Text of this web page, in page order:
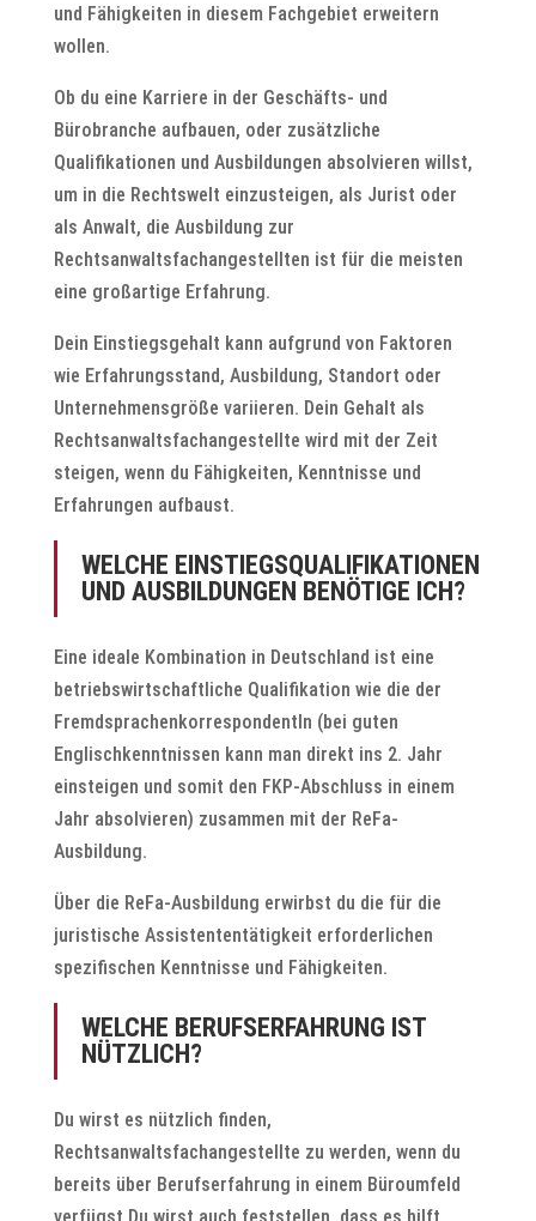
und Fähigkeiten in diesem Fachgebiet erweitern
wollen.
Ob du eine Karriere in der Geschäfts- und
Bürobranche aufbauen, oder zusätzliche
Qualifikationen und Ausbildungen absolvieren willst,
um in die Rechtswelt einzusteigen, als Jurist oder
als Anwalt, die Ausbildung zur
Rechtsanwaltsfachangestellten ist für die meisten
eine großartige Erfahrung.
Dein Einstiegsgehalt kann aufgrund von Faktoren
wie Erfahrungsstand, Ausbildung, Standort oder
Unternehmensgröße variieren. Dein Gehalt als
Rechtsanwaltsfachangestellte wird mit der Zeit
steigen, wenn du Fähigkeiten, Kenntnisse und
Erfahrungen aufbaust.
WELCHE EINSTIEGSQUALIFIKATIONEN
UND AUSBILDUNGEN BENÖTIGE ICH?
Eine ideale Kombination in Deutschland ist eine
betriebswirtschaftliche Qualifikation wie die der
FremdsprachenkorrespondentIn (bei guten
Englischkenntnissen kann man direkt ins 2. Jahr
einsteigen und somit den FKP-Abschluss in einem
Jahr absolvieren) zusammen mit der ReFa-
Ausbildung.
Über die ReFa-Ausbildung erwirbst du die für die
juristische Assistententätigkeit erforderlichen
spezifischen Kenntnisse und Fähigkeiten.
WELCHE BERUFSERFAHRUNG IST
NÜTZLICH?
Du wirst es nützlich finden,
Rechtsanwaltsfachangestellte zu werden, wenn du
bereits über Berufserfahrung in einem Büroumfeld
verfügst Du wirst auch feststellen, dass es hilft,